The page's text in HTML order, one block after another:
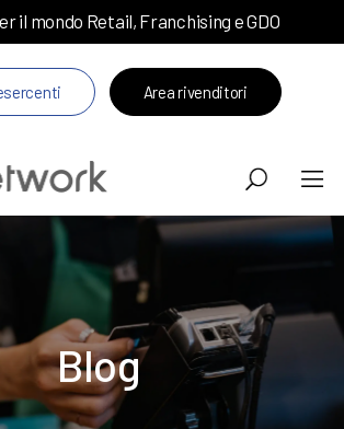
il mondo Retail, Franchising e GDO
Area rivenditori
Blog